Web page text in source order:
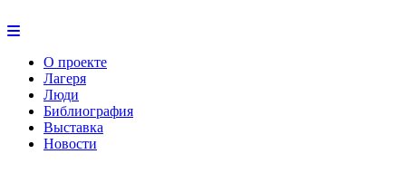
О проекте
Лагеря
Люди
Библиография
Выставка
Новости